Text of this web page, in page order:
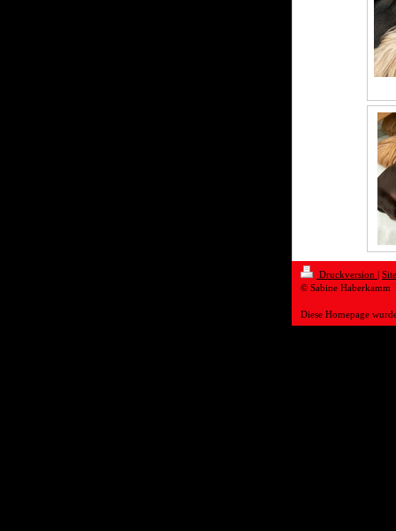
Druckversion |
© Sabine Haberkamm
Diese Homepage